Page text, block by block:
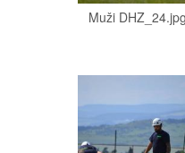
Muži DHZ_24.jpg